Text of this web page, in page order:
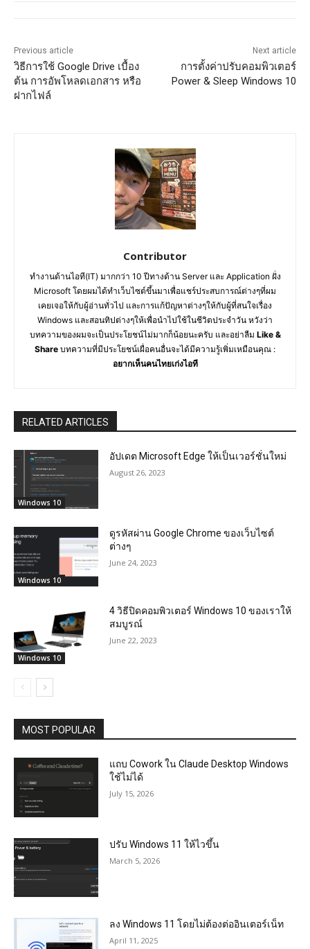
Previous article
วิธีการใช้ Google Drive เบื้อง
ต้น การอัพโหลดเอกสาร หรือ
ฝากไฟล์
Next article
การตั้งค่าปรับคอมพิวเตอร์
Power & Sleep Windows 10
Contributor
ทำงานด้านไอที(IT) มากกว่า 10 ปีทางด้าน Server และ Application ฝั่ง
Microsoft โดยผมได้ทำเว็บไซต์ขึ้นมาเพื่อแชร์ประสบการณ์ต่างๆที่ผม
เคยเจอให้กับผู้อ่านทั่วไป และการแก้ปัญหาต่างๆให้กับผู้ที่สนใจเรื่อง
Windows และสอนทิปต่างๆให้เพื่อนำไปใช้ในชีวิตประจำวัน หวังว่า
บทความของผมจะเป็นประโยชน์ไม่มากก็น้อยนะครับ และอย่าลืม Like &
Share บทความที่มีประโยชน์เผื่อคนอื่นจะได้มีความรู้เพิ่มเหมือนคุณ :
อยากเห็นคนไทยเก่งไอที
RELATED ARTICLES
Windows 10
อัปเดต Microsoft Edge ให้เป็นเวอร์ชั่นใหม่
August 26, 2023
Windows 10
ดูรหัสผ่าน Google Chrome ของเว็บไซต์
ต่างๆ
June 24, 2023
Windows 10
4 วิธีปิดคอมพิวเตอร์ Windows 10 ของเราให้
สมบูรณ์
June 22, 2023
MOST POPULAR
แถบ Cowork ใน Claude Desktop Windows
ใช้ไม่ได้
July 15, 2026
ปรับ Windows 11 ให้ไวขึ้น
March 5, 2026
ลง Windows 11 โดยไม่ต้องต่ออินเตอร์เน็ท
April 11, 2025